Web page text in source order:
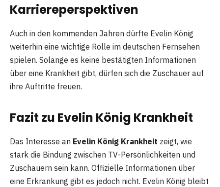
Karriereperspektiven
Auch in den kommenden Jahren dürfte Evelin König
weiterhin eine wichtige Rolle im deutschen Fernsehen
spielen. Solange es keine bestätigten Informationen
über eine Krankheit gibt, dürfen sich die Zuschauer auf
ihre Auftritte freuen.
Fazit zu Evelin König Krankheit
Das Interesse an Evelin König Krankheit zeigt, wie
stark die Bindung zwischen TV-Persönlichkeiten und
Zuschauern sein kann. Offizielle Informationen über
eine Erkrankung gibt es jedoch nicht. Evelin König bleibt